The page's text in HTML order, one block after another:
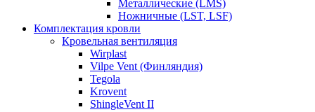
Металлические (LMS)
Ножничные (LST, LSF)
Комплектация кровли
Кровельная вентиляция
Wirplast
Vilpe Vent (Финляндия)
Tegola
Krovent
ShingleVent II